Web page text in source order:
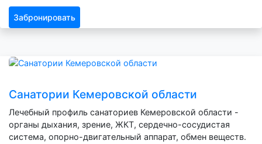
Забронировать
Санатории Кемеровской области
Лечебный профиль санаториев Кемеровской области -
органы дыхания, зрение, ЖКТ, сердечно-сосудистая
система, опорно-двигательный аппарат, обмен веществ.